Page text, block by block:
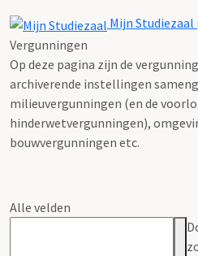
Mijn
Vergunningen
Op deze pagina zijn de
archiverende instellingen
milieuvergunningen (en de
hinderwetvergunningen),
bouwvergunningen etc.
Alle velden